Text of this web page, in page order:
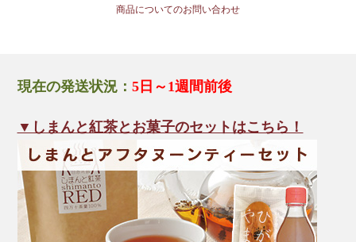
商品についてのお問い合わせ
現在の発送状況： 5日～1週間前後
▼しまんと紅茶とお菓子のセットはこちら！